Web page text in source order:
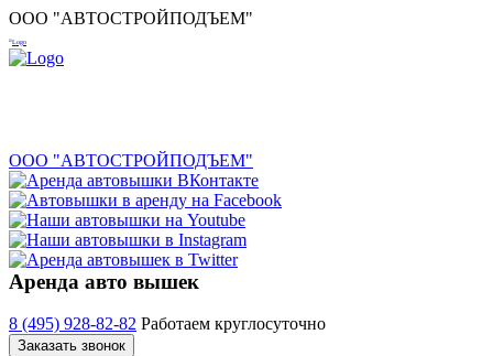
ООО "АВТОСТРОЙПОДЪЕМ"
ООО "АВТОСТРОЙПОДЪЕМ"
Аренда авто вышек
8 (495) 928-82-82 Работаем круглосуточно
Заказать звонок